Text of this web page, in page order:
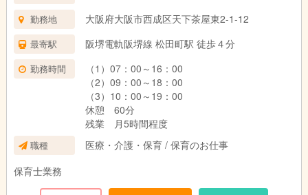
勤務地 大阪府大阪市西成区天下茶屋東2-1-12
最寄駅 阪堺電軌阪堺線 松田町駅 徒歩４分
勤務時間
（1）07：00～16：00
（2）09：00～18：00
（3）10：00～19：00
休憩 60分
残業 月5時間程度
職種
医療・介護・保育 / 保育のお仕事
保育士業務